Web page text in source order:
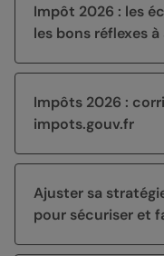
Impôt 2026 : les
les bons réflexes
Impôts 2026 :
impots.gouv.fr
Ajuster sa
pour sécuriser et